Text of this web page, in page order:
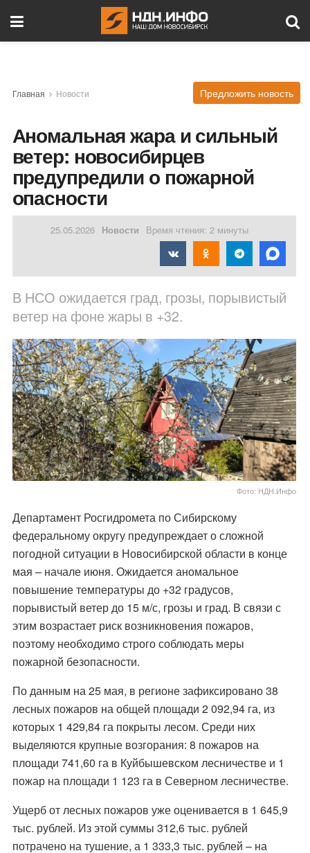
Главная Новости Предложить новость
Аномальная жара и сильный
ветер: новосибирцев
предупредили о пожарной
опасности
25.05.2026 Новости Время чтения: 2 минуты
В НСО ожидается град, грозы, порывистый
ветер на фоне жары в +32.
Фото: НДН.Инфо
Департамент Росгидромета по Сибирскому
федеральному округу предупреждает о сложной
погодной ситуации в Новосибирской области в конце
мая – начале июня. Ожидается аномальное
повышение температуры до +32 градусов,
порывистый ветер до 15 м/с, грозы и град. В связи с
этим возрастает риск возникновения пожаров,
поэтому необходимо строго соблюдать меры
пожарной безопасности.
По данным на 25 мая, в регионе зафиксировано 38
лесных пожаров на общей площади 2 092,94 га, из
которых 1 429,84 га покрыты лесом. Среди них
выделяются крупные возгорания: 8 пожаров на
площади 741,60 га в Куйбышевском лесничестве и 1
пожар на площади 1 123 га в Северном лесничестве.
Ущерб от лесных пожаров уже оценивается в 1 645,9
тыс. рублей. Из этой суммы 312,6 тыс. рублей
потрачено на тушение, а 1 333,3 тыс. рублей – на